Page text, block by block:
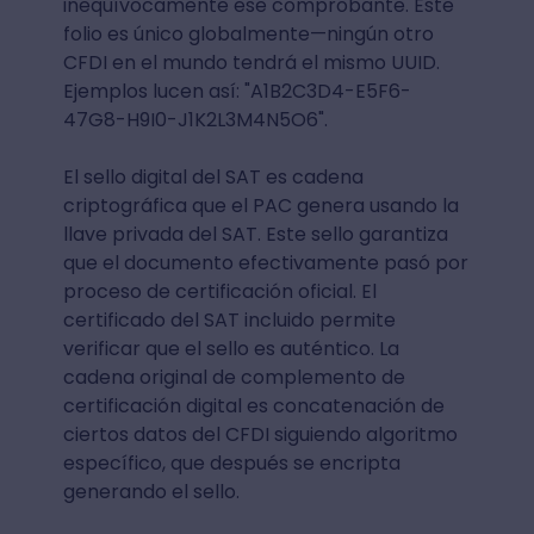
folio es único globalmente—ningún otro
CFDI en el mundo tendrá el mismo UUID.
Ejemplos lucen así: "A1B2C3D4-E5F6-
47G8-H9I0-J1K2L3M4N5O6".
El sello digital del SAT es cadena
criptográfica que el PAC genera usando la
llave privada del SAT. Este sello garantiza
que el documento efectivamente pasó por
proceso de certificación oficial. El
certificado del SAT incluido permite
verificar que el sello es auténtico. La
cadena original de complemento de
certificación digital es concatenación de
ciertos datos del CFDI siguiendo algoritmo
específico, que después se encripta
generando el sello.